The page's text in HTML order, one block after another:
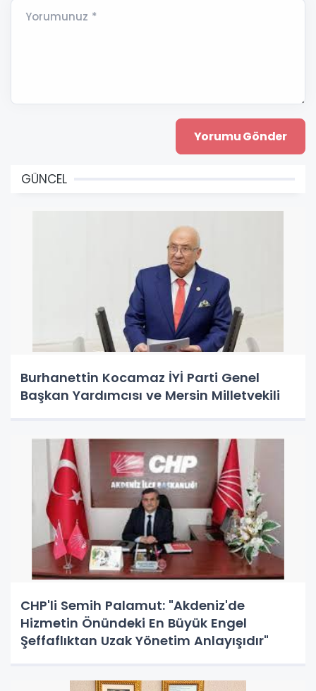
Yorumunuz *
GÜNCEL
Burhanettin Kocamaz İYİ Parti Genel
Başkan Yardımcısı ve Mersin Milletvekili
CHP'li Semih Palamut: "Akdeniz'de
Hizmetin Önündeki En Büyük Engel
Şeffaflıktan Uzak Yönetim Anlayışıdır"